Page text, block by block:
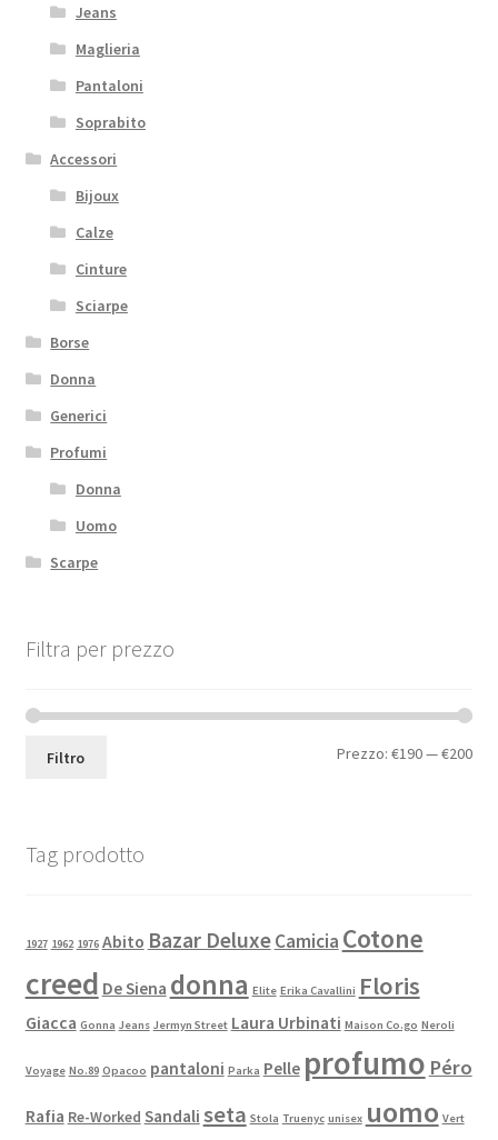
Jeans
Maglieria
Pantaloni
Soprabito
Accessori
Bijoux
Calze
Cinture
Sciarpe
Borse
Donna
Generici
Profumi
Donna
Uomo
Scarpe
Filtra per prezzo
Filtro Prezzo:€190—€200
Tag prodotto
1927 1962 1976 Abito Bazar DeluxeCamicia Cotone
creed De Siena donna Elite Erika Cavallini Floris
Giacca Gonna Jeans Jermyn Street Laura Urbinati Maison Co.go Neroli
Voyage No.89 Opacoo pantaloni Parka Pelle profumo Péro
Rafia Re-Worked Sandali seta Stola Truenyc unisex uomo Vert